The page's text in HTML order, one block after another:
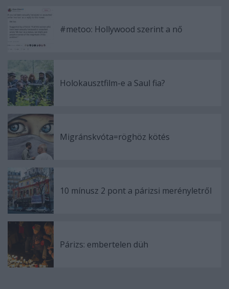
#metoo: Hollywood szerint a nő
Holokausztfilm-e a Saul fia?
Migránskvóta=röghöz kötés
10 mínusz 2 pont a párizsi merényletről
Párizs: embertelen düh